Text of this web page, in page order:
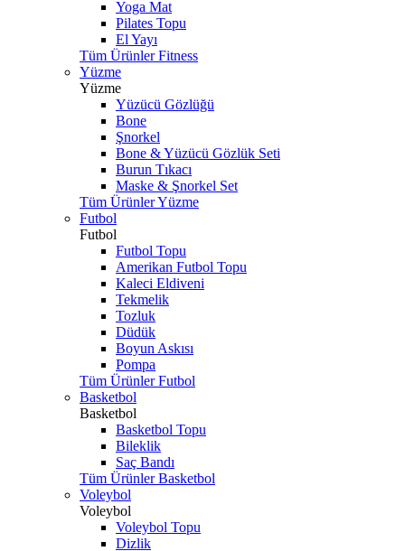
Yoga Mat
Pilates Topu
El Yayı
Tüm Ürünler Fitness
Yüzme
Yüzme
Yüzücü Gözlüğü
Bone
Şnorkel
Bone & Yüzücü Gözlük Seti
Burun Tıkacı
Maske & Şnorkel Set
Tüm Ürünler Yüzme
Futbol
Futbol
Futbol Topu
Amerikan Futbol Topu
Kaleci Eldiveni
Tekmelik
Tozluk
Düdük
Boyun Askısı
Pompa
Tüm Ürünler Futbol
Basketbol
Basketbol
Basketbol Topu
Bileklik
Saç Bandı
Tüm Ürünler Basketbol
Voleybol
Voleybol
Voleybol Topu
Dizlik